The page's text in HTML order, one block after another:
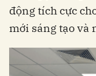
động tích cực
mới sáng tạo và